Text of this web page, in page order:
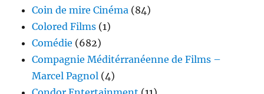
Coin de mire Cinéma (84)
Colored Films (1)
Comédie (682)
Compagnie Méditérranéenne de Films –
Marcel Pagnol (4)